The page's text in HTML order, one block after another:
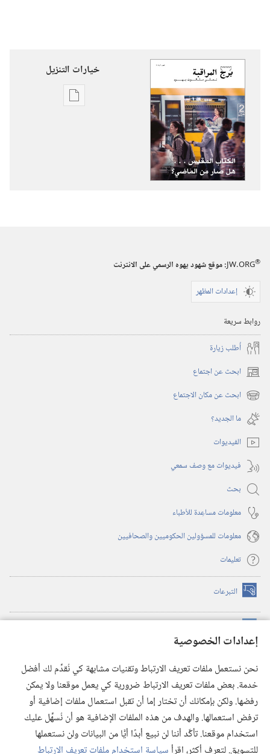
إعدادات الخصوصية
نحن نستعمل ملفات تعريف الارتباط وتقنيات مشابهة كي نُقدِّم لك أفضل
خدمة. بعض ملفات تعريف الارتباط ضرورية كي يعمل موقعنا ولا يمكن
رفضها. ولكن بإمكانك أن تختار إما أن تقبل استعمال ملفات إضافية أو
ترفض استعمالها. والهدف من هذه الملفات الإضافية هو أن نُسهِّل عليك
استخدام موقعنا. تأكَّد أننا لن نبيع أبدًا أيًّا من البيانات ولن نستعملها
للتسويق. لتعرف أكثر، اقرأسياسة استخدام ملفات تعريف الارتباط
خيارات التنزيل
خيارات
JW.ORG®
:‏ موقع شهود يهوه الرسمي على الانترنت
إعدادات المظهر
روابط سريعة
أُطلب زيارة
ابحث عن اجتماع (يفتح
نافذة ابحث عن مكان الاجتماع (يفتح
نافذة
جديدة)
ما الجديد؟‏
الفيديوات
فيديوات مع وصف سمعي
بحث
معلومات مساعِدة للأطباء
معلومات للمسؤولين الحكوميين والصحافيين
تعليمات
التبرعات (يفتح
نافذة
(يفتح
نافذة
(يفتح
نافذة
جديدة) تطبيق ®
JW Library
مكتبة برج المراقبة